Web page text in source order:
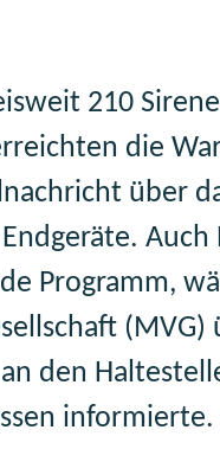
210
die
über
Auch
Programm,
(MVG)
den
informierte.